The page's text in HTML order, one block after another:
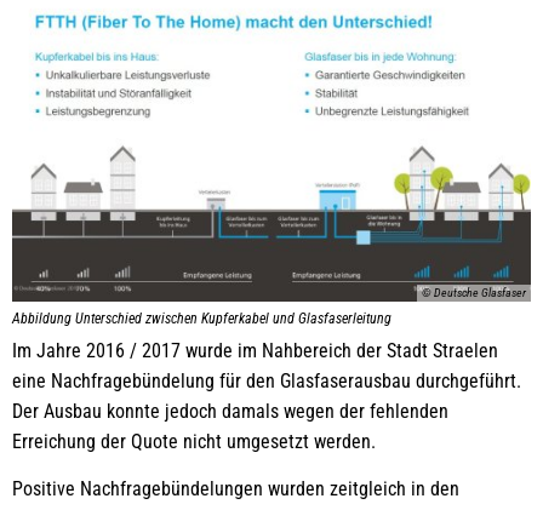
© Deutsche Glasfaser
Abbildung Unterschied zwischen Kupferkabel und Glasfaserleitung
Im Jahre 2016 / 2017 wurde im Nahbereich der Stadt Straelen
eine Nachfragebündelung für den Glasfaserausbau durchgeführt.
Der Ausbau konnte jedoch damals wegen der fehlenden
Erreichung der Quote nicht umgesetzt werden.
Positive Nachfragebündelungen wurden zeitgleich in den